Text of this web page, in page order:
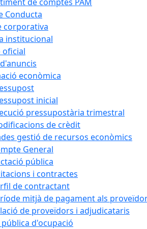
Conducta
corporativa
institucional
econòmica
inicial
pressupostària trimestral
de crèdit
gestió de recursos econòmics
General
pública
i contractes
de contractant
mitjà de pagament als
de proveïdors i adjudicataris
d'ocupació